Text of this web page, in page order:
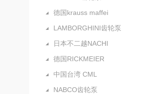
德国krauss maffei
LAMBORGHINI齿轮泵
日本不二越NACHI
德国RICKMEIER
中国台湾 CML
NABCO齿轮泵